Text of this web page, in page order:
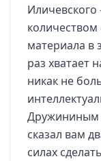
материала в
раз хватает
никак не
Дружининым
сказал вам
силах